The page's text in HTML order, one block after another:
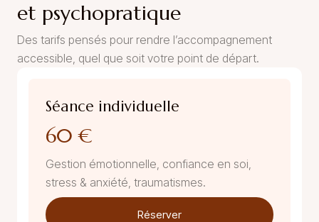
et psychopratique
Des tarifs pensés pour rendre l’accompagnement
accessible, quel que soit votre point de départ.
Séance individuelle
60 €
Gestion émotionnelle, confiance en soi,
stress & anxiété, traumatismes.
Réserver